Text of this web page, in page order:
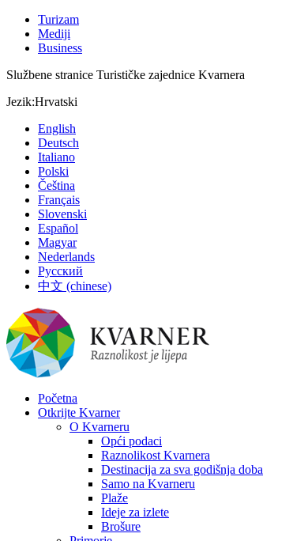
Turizam
Mediji
Business
Službene stranice Turističke zajednice Kvarnera
Jezik:Hrvatski
English
Deutsch
Italiano
Polski
Čeština
Français
Slovenski
Español
Magyar
Nederlands
Русский
中文 (chinese)
Početna
Otkrijte Kvarner
O Kvarneru
Opći podaci
Raznolikost Kvarnera
Destinacija za sva godišnja doba
Samo na Kvarneru
Plaže
Ideje za izlete
Brošure